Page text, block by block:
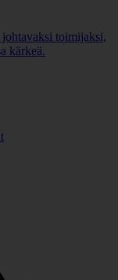
toimijaksi,
kärkeä.